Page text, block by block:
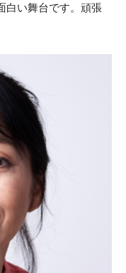
白い舞台です。頑張